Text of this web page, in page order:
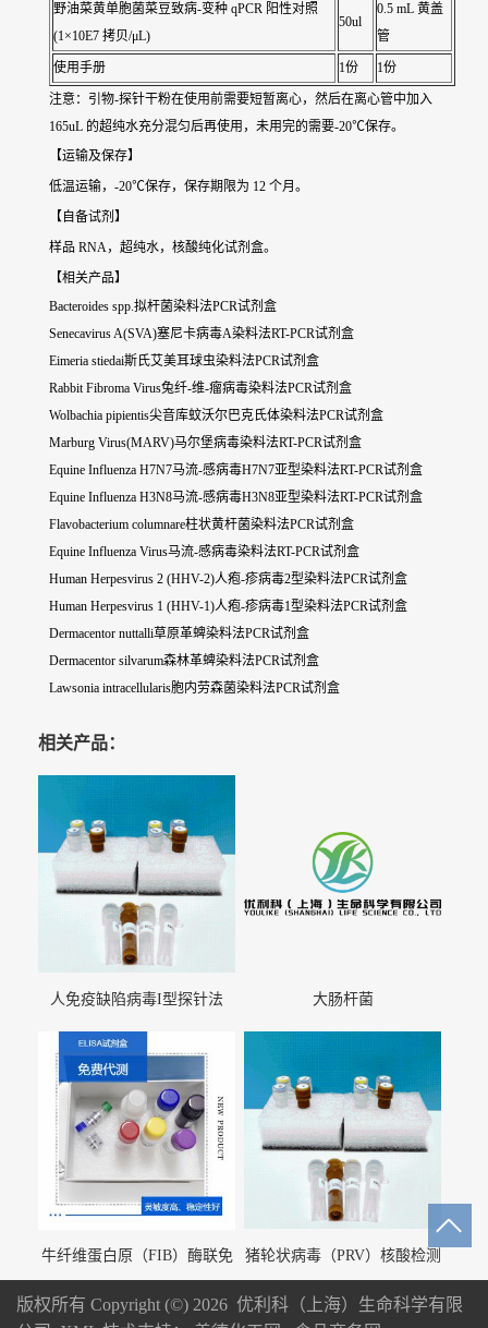
野油菜黄单胞菌菜豆致病-变种 qPCR 阳性对照
(1×10E7 拷贝/μL)
50ul
0.5 mL 黄盖
管
使用手册 1份 1份
注意：引物-探针干粉在使用前需要短暂离心，然后在离心管中加入
165uL 的超纯水充分混匀后再使用，未用完的需要-20℃保存。
【运输及保存】
低温运输，-20℃保存，保存期限为 12 个月。
【自备试剂】
样品 RNA，超纯水，核酸纯化试剂盒。
【相关产品】
Bacteroides spp.拟杆菌染料法PCR试剂盒
Senecavirus A(SVA)塞尼卡病毒A染料法RT-PCR试剂盒
Eimeria stiedai斯氏艾美耳球虫染料法PCR试剂盒
Rabbit Fibroma Virus兔纤-维-瘤病毒染料法PCR试剂盒
Wolbachia pipientis尖音库蚊沃尔巴克氏体染料法PCR试剂盒
Marburg Virus(MARV)马尔堡病毒染料法RT-PCR试剂盒
Equine Influenza H7N7马流-感病毒H7N7亚型染料法RT-PCR试剂盒
Equine Influenza H3N8马流-感病毒H3N8亚型染料法RT-PCR试剂盒
Flavobacterium columnare柱状黄杆菌染料法PCR试剂盒
Equine Influenza Virus马流-感病毒染料法RT-PCR试剂盒
Human Herpesvirus 2 (HHV-2)人疱-疹病毒2型染料法PCR试剂盒
Human Herpesvirus 1 (HHV-1)人疱-疹病毒1型染料法PCR试剂盒
Dermacentor nuttalli草原革蜱染料法PCR试剂盒
Dermacentor silvarum森林革蜱染料法PCR试剂盒
Lawsonia intracellularis胞内劳森菌染料法PCR试剂盒
相关产品：
人免疫缺陷病毒I型探针法
大肠杆菌
牛纤维蛋白原（FIB）酶联免
疫分析试剂盒
猪轮状病毒（PRV）核酸检测
试剂盒（荧光 PCR 法）
版权所有 Copyright (©) 2026 优利科（上海）生命科学有限